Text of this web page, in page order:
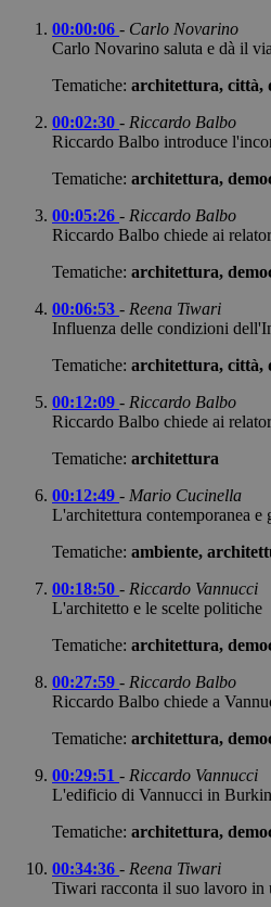
00:00:06 - Carlo Novarino
Carlo Novarino saluta e dà il
Tematiche: architettura, città,
00:02:30 - Riccardo Balbo
Riccardo Balbo introduce
Tematiche: architettura,
00:05:26 - Riccardo Balbo
Riccardo Balbo chiede ai
Tematiche: architettura,
00:06:53 - Reena Tiwari
Influenza delle condizioni
Tematiche: architettura, città,
00:12:09 - Riccardo Balbo
Riccardo Balbo chiede ai
Tematiche: architettura
00:12:49 - Mario Cucinella
L'architettura contemporanea
Tematiche: ambiente,
00:18:50 - Riccardo Vannucci
L'architetto e le scelte politiche
Tematiche: architettura,
00:27:59 - Riccardo Balbo
Riccardo Balbo chiede a
Tematiche: architettura,
00:29:51 - Riccardo Vannucci
L'edificio di Vannucci in
Tematiche: architettura,
00:34:36 - Reena Tiwari
Tiwari racconta il suo lavoro in